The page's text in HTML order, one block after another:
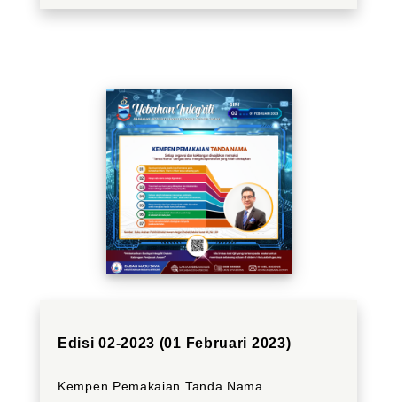
Edisi 02-2023 (01 Februari 2023)
Kempen Pemakaian Tanda Nama